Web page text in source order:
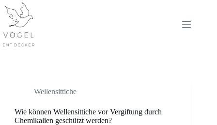
content
Wellensittiche
Wie können Wellensittiche vor Vergiftung durch
Chemikalien geschützt werden?